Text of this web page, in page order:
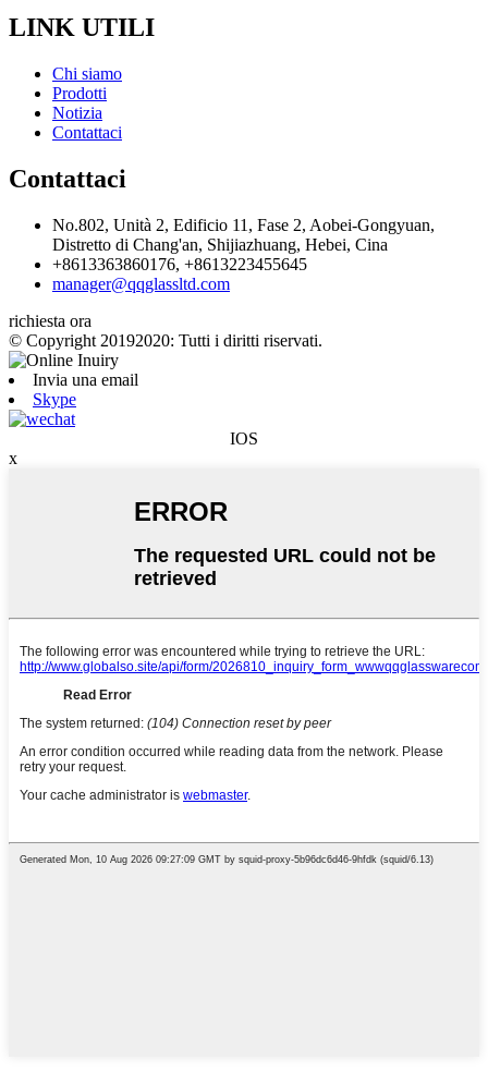
LINK UTILI
Chi siamo
Prodotti
Notizia
Contattaci
Contattaci
No.802, Unità 2, Edificio 11, Fase 2, Aobei-Gongyuan,
Distretto di Chang'an, Shijiazhuang, Hebei, Cina
+8613363860176, +8613223455645
manager@qqglassltd.com
richiesta ora
© Copyright 20192020: Tutti i diritti riservati.
Invia una email
Skype
IOS
x